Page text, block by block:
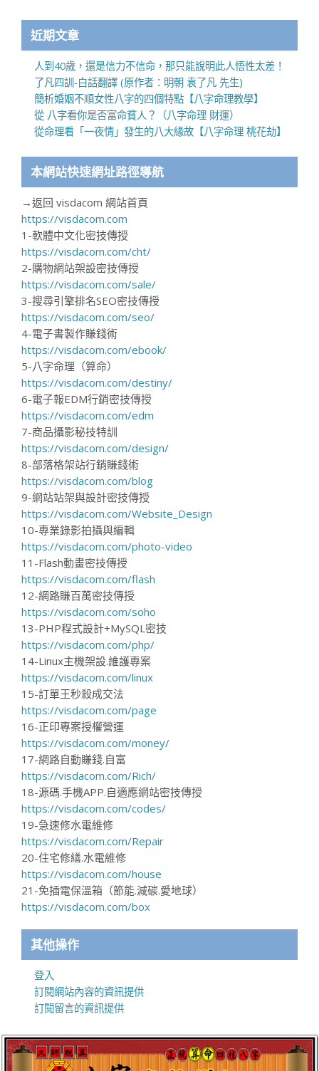
近期文章
人到40歲，還是信力不信命，那只能說明此人悟性太差！
了凡四訓-白話翻譯 (原作者：明朝 袁了凡 先生)
簡析婚姻不順女性八字的四個特點【八字命理教學】
從 八字看你是否富命貧人？（八字命理 財運）
從命理看「一夜情」發生的八大緣故【八字命理 桃花劫】
本網站快速網址路徑導航
→返回 visdacom 網站首頁
https://visdacom.com
1-軟體中文化密技傳授
https://visdacom.com/cht/
2-購物網站架設密技傳授
https://visdacom.com/sale/
3-搜尋引擎排名SEO密技傳授
https://visdacom.com/seo/
4-電子書製作賺錢術
https://visdacom.com/ebook/
5-八字命理（算命）
https://visdacom.com/destiny/
6-電子報EDM行銷密技傳授
https://visdacom.com/edm
7-商品攝影秘技特訓
https://visdacom.com/design/
8-部落格架站行銷賺錢術
https://visdacom.com/blog
9-網站站架與設計密技傳授
https://visdacom.com/Website_Design
10-專業錄影拍攝與編輯
https://visdacom.com/photo-video
11-Flash動畫密技傳授
https://visdacom.com/flash
12-網路賺百萬密技傳授
https://visdacom.com/soho
13-PHP程式設計+MySQL密技
https://visdacom.com/php/
14-Linux主機架設.維護專案
https://visdacom.com/linux
15-訂單王秒殺成交法
https://visdacom.com/page
16-正印專案授權營運
https://visdacom.com/money/
17-網路自動賺錢.自富
https://visdacom.com/Rich/
18-源碼.手機APP.自適應網站密技傳授
https://visdacom.com/codes/
19-急速修水電維修
https://visdacom.com/Repair
20-住宅修繕.水電維修
https://visdacom.com/house
21-免插電保溫箱（節能.減碳.愛地球）
https://visdacom.com/box
其他操作
登入
訂閱網站內容的資訊提供
訂閱留言的資訊提供